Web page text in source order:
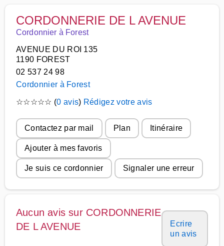
CORDONNERIE DE L AVENUE
Cordonnier à Forest
AVENUE DU ROI 135
1190 FOREST
02 537 24 98
Cordonnier à Forest
☆☆☆☆☆ (0 avis) Rédigez votre avis
Contactez par mail Plan Itinéraire
Ajouter à mes favoris
Je suis ce cordonnier Signaler une erreur
Aucun avis sur CORDONNERIE
DE L AVENUE
Ecrire
un avis